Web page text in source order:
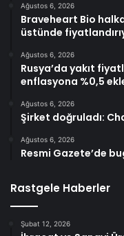
Ağustos 6, 2026
Braveheart Bio
üstünde
Ağustos 6, 2026
Rusya’da yakıt
enflasyona %0,5
Ağustos 6, 2026
Şirket doğruladı:
Ağustos 6, 2026
Resmi Gazete’de
Rastgele Haberler
Şubat 12, 2026